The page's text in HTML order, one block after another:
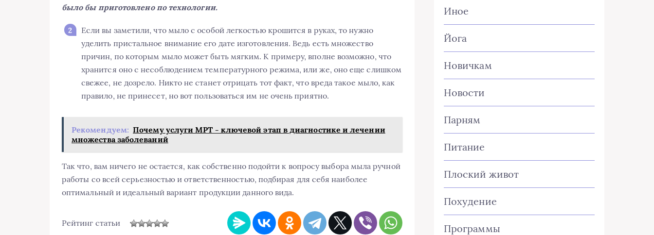
было бы приготовлено по технологии.
Если вы заметили, что мыло с особой легкостью крошится в руках, то нужно
уделить пристальное внимание его дате изготовления. Ведь есть множество
причин, по которым мыло может быть мягким. К примеру, вполне возможно, что
хранится оно с несоблюдением температурного режима, или же, оно еще слишком
свежее, не дозрело. Никто не станет отрицать тот факт, что вреда такое мыло, как
правило, не принесет, но вот пользоваться им не очень приятно.
Рекомендуем: Почему услуги МРТ - ключевой этап в диагностике и лечении
множества заболеваний
Так что, вам ничего не остается, как собственно подойти к вопросу выбора мыла ручной
работы со всей серьезностью и ответственностью, подбирая для себя наиболее
оптимальный и идеальный вариант продукции данного вида.
Рейтинг статьи
Иное
Йога
Новичкам
Новости
Парням
Питание
Плоский живот
Похудение
Программы